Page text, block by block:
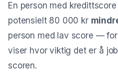
En person med
potensielt 80 000 kr
person med lav score —
viser hvor viktig det er å
scoren.